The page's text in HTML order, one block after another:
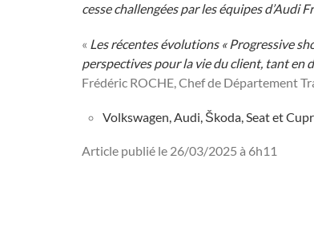
cesse challengées par les équipes d’Audi
« Les récentes évolutions « Progressive
perspectives pour la vie du client, tant en
Frédéric ROCHE, Chef de Département
Volkswagen, Audi, Škoda, Seat et
Article publié le 26/03/2025 à 6h11